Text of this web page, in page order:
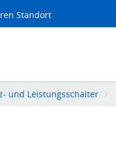
Standort
und Leistungsschalter